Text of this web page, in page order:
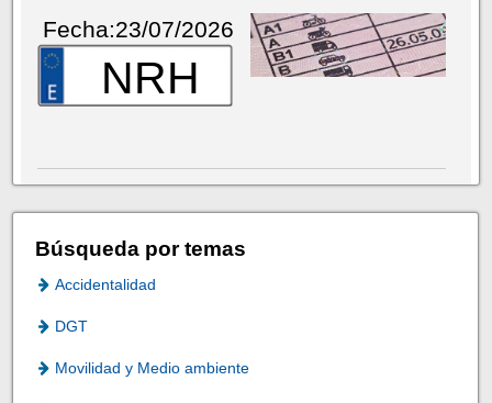
Fecha:23/07/2026
NRH
Búsqueda por temas
Accidentalidad
DGT
Movilidad y Medio ambiente